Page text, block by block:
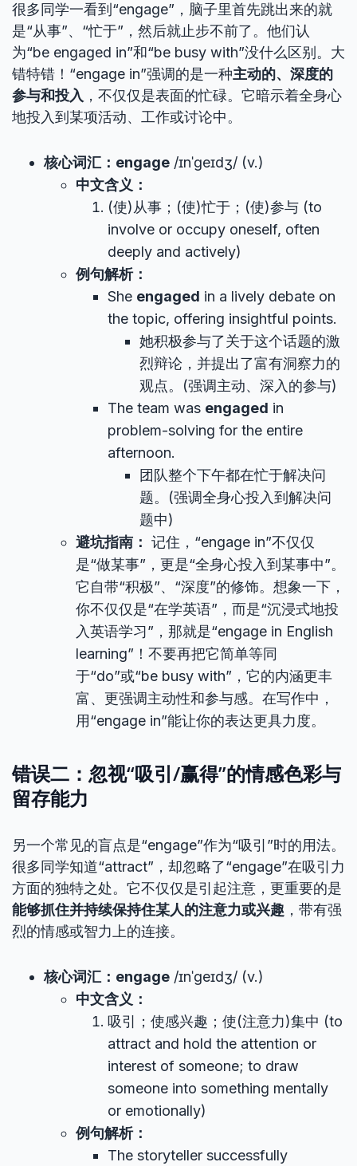
很多同学一看到“engage”，脑子里首先跳出来的就
是“从事”、“忙于”，然后就止步不前了。他们认
为“be engaged in”和“be busy with”没什么区别。大
错特错！“engage in”强调的是一种主动的、深度的
参与和投入 ，不仅仅是表面的忙碌。它暗示着全身心
地投入到某项活动、工作或讨论中。
核心词汇：engage /ɪnˈɡeɪdʒ/ (v.)
中文含义：
(使)从事；(使)忙于；(使)参与 (to
involve or occupy oneself, often
deeply and actively)
例句解析：
She engaged in a lively debate on
the topic, offering insightful points.
她积极参与了关于这个话题的激
烈辩论，并提出了富有洞察力的
观点。(强调主动、深入的参与)
The team was engaged in
problem-solving for the entire
afternoon.
团队整个下午都在忙于解决问
题。(强调全身心投入到解决问
题中)
避坑指南： 记住，“engage in”不仅仅
是“做某事”，更是“全身心投入到某事中”。
它自带“积极”、“深度”的修饰。想象一下，
你不仅仅是“在学英语”，而是“沉浸式地投
入英语学习”，那就是“engage in English
learning”！不要再把它简单等同
于“do”或“be busy with”，它的内涵更丰
富、更强调主动性和参与感。在写作中，
用“engage in”能让你的表达更具力度。
错误二：忽视“吸引/赢得”的情感色彩与
留存能力
另一个常见的盲点是“engage”作为“吸引”时的用法。
很多同学知道“attract”，却忽略了“engage”在吸引力
方面的独特之处。它不仅仅是引起注意，更重要的是
能够抓住并持续保持住某人的注意力或兴趣 ，带有强
烈的情感或智力上的连接。
核心词汇：engage /ɪnˈɡeɪdʒ/ (v.)
中文含义：
吸引；使感兴趣；使(注意力)集中 (to
attract and hold the attention or
interest of someone; to draw
someone into something mentally
or emotionally)
例句解析：
The storyteller successfully